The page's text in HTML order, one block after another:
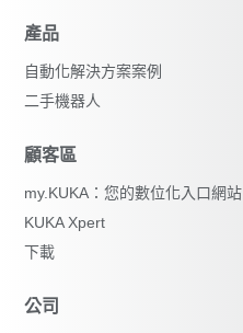
產品
自動化解決方案案例
二手機器人
顧客區
my.KUKA：您的數位化入口網站
KUKA Xpert
下載
公司